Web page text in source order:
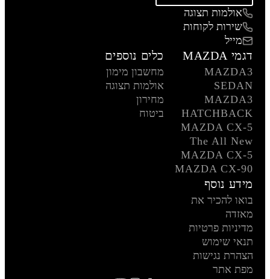
אולמות תצוגה
שירות לקוחות
מייל
דגמי MAZDA
MAZDA3
SEDAN
MAZDA3
HATCHBACK
MAZDA CX-5
The All New
MAZDA CX-5
MAZDA CX-90
כלים נוספים
מחשבון מימון
אולמות תצוגה
מחירון
ביטוח
מידע נוסף
בואו להכיר את
מאזדה
מדיניות פרטיות
תנאי שימוש
הצהרת נגישות
מפת אתר